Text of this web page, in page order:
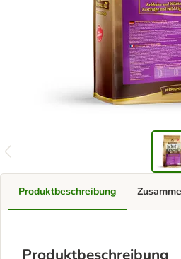
Produktbeschreibung